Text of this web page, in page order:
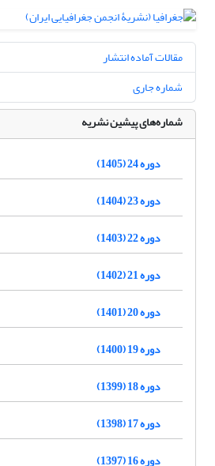
مقالات آماده انتشار
شماره جاری
شماره‌های پیشین نشریه
دوره 24 (1405)
دوره 23 (1404)
دوره 22 (1403)
دوره 21 (1402)
دوره 20 (1401)
دوره 19 (1400)
دوره 18 (1399)
دوره 17 (1398)
دوره 16 (1397)